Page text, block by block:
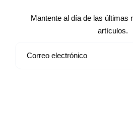
Mantente al día de las últimas
artículos.